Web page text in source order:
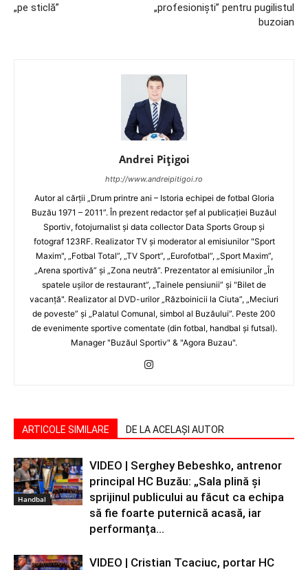
„pe sticlă”
„profesionişti” pentru pugilistul
buzoian
Andrei Pițigoi
http://www.andreipitigoi.ro
Autor al cărţii „Drum printre ani – Istoria echipei de fotbal Gloria
Buzău 1971 – 2011”. În prezent redactor şef al publicaţiei Buzăul
Sportiv, fotojurnalist şi data collector Data Sports Group şi
fotograf 123RF. Realizator TV şi moderator al emisiunilor "Sport
Maxim", „Fotbal Total”, „TV Sport”, „Eurofotbal”, „Sport Maxim”,
„Arena sportivă” şi „Zona neutră”. Prezentator al emisiunilor „În
spatele uşilor de restaurant”, „Tainele pensiunii” şi "Bilet de
vacanţă". Realizator al DVD-urilor „Războinicii la Ciuta”, „Meciuri
de poveste” şi „Palatul Comunal, simbol al Buzăului”. Peste 200
de evenimente sportive comentate (din fotbal, handbal şi futsal).
Manager "Buzăul Sportiv" & "Agora Buzau".
ARTICOLE SIMILARE DE LA ACELAȘI AUTOR
Handbal
VIDEO | Serghey Bebeshko, antrenor
principal HC Buzău: „Sala plină și
sprijinul publicului au făcut ca echipa
să fie foarte puternică acasă, iar
performanța...
VIDEO | Cristian Tcaciuc, portar HC